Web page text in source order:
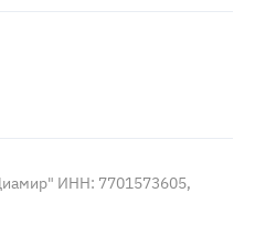
ИНН: 7701573605,